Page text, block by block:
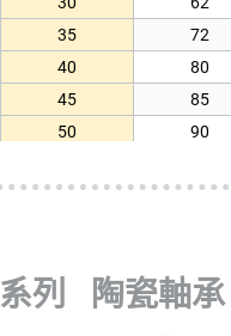
85 130
90 140
90 140
95 145
95 145
35 72
40 80
45 85
50 90
60 110
130
系列 陶瓷軸承